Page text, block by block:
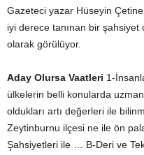
Gazeteci yazar Hüseyin
iyi derece tanınan bir şahsiyet
olarak görülüyor.
Aday Olursa Vaatleri 1-
ülkelerin belli konularda
oldukları artı değerleri ile
Zeytinburnu ilçesi ne ile ön
Şahsiyetleri ile … B-Deri ve